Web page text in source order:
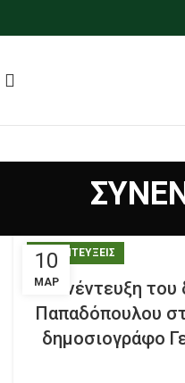
10
ΜΑΡ
ΣΥΝΕΝΤΕΥΞΕΙΣ
Συνέντευξη
Παπαδόπουλου
δημοσιογράφο